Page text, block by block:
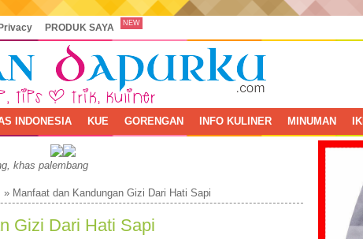
PRODUK SAYA NEW
INDONESIA KUE GORENGAN INFO KULINER MINUMAN
khas palembang
» Manfaat dan Kandungan Gizi Dari Hati Sapi
Gizi Dari Hati Sapi